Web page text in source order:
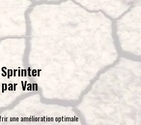
de
recherche
sélectionné.
Les
utilisateurs
d'appareils
tactiles
peuvent
Van
une amélioration optimale